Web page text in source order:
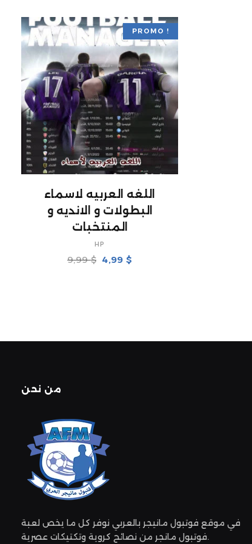
PROMO !
اللغه العربيه لاسماء
البطولات و الانديه و
المنتخبات
HP
9,99$ Le
4,99 $
من نحن
في موقع فوتبول مانيجر بالعربي نوفر كل ما يخص لعبة
فوتبول مانجر من نصائح كروية وتكتيكات عصرية.